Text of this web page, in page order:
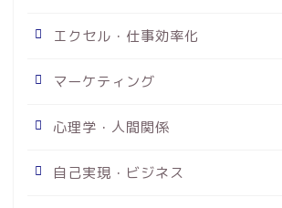
エクセル・仕事効率化
マーケティング
心理学・人間関係
自己実現・ビジネス